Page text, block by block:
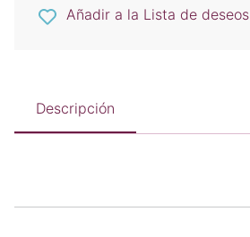
Añadir a la Lista de deseos
Descripción